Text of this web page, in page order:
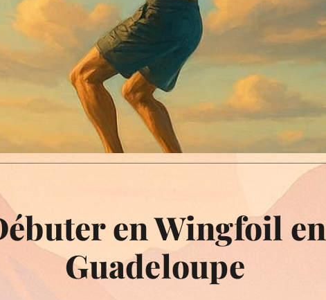
en Wingfoil en
Guadeloupe